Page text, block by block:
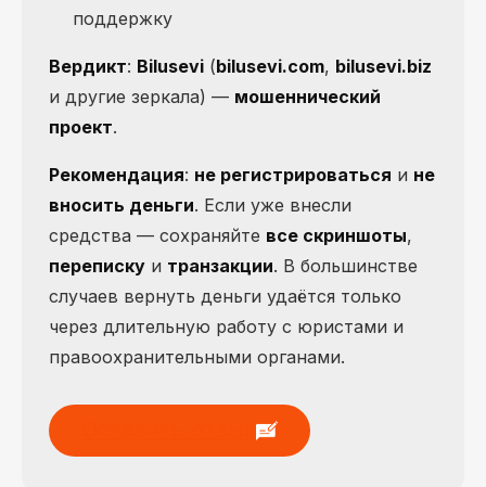
поддержку
Вердикт: Bilusevi (bilusevi.com, bilusevi.biz
и другие зеркала) — мошеннический
проект.
Рекомендация: не регистрироваться и не
вносить деньги. Если уже внесли
средства — сохраняйте все скриншоты,
переписку и транзакции. В большинстве
случаев вернуть деньги удаётся только
через длительную работу с юристами и
правоохранительными органами.